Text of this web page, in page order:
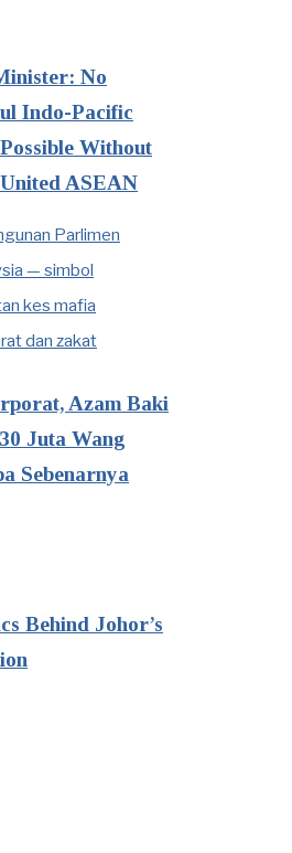
No
Indo-Pacific
Without
ASEAN
Azam Baki
Juta Wang
Sebenarnya
Behind Johor’s